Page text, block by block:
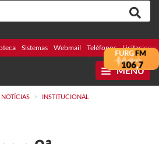
Sistemas Webmail Teléfonos Licitaciones
MENU
NOTÍCIAS > INSTITUCIONAL